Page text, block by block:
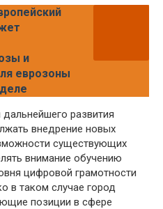
и
еврозоны
развития
внедрение новых
существующих
внимание обучению
цифровой грамотности
в таком случае город
позиции в сфере